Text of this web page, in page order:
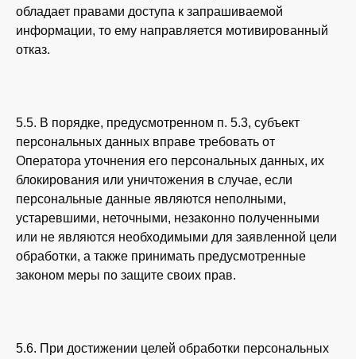
обладает правами доступа к запрашиваемой
информации, то ему направляется мотивированный
отказ.
5.5. В порядке, предусмотренном п. 5.3, субъект
персональных данных вправе требовать от
Оператора уточнения его персональных данных, их
блокирования или уничтожения в случае, если
персональные данные являются неполными,
устаревшими, неточными, незаконно полученными
или не являются необходимыми для заявленной цели
обработки, а также принимать предусмотренные
законом меры по защите своих прав.
5.6. При достижении целей обработки персональных